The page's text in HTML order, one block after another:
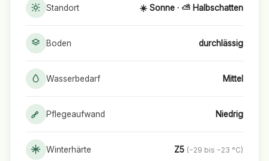
Standort ☀️ Sonne · ⛅ Halbschatten
Boden durchlässig
Wasserbedarf Mittel
Pflegeaufwand Niedrig
Winterhärte Z5 (−29 bis −23 °C)